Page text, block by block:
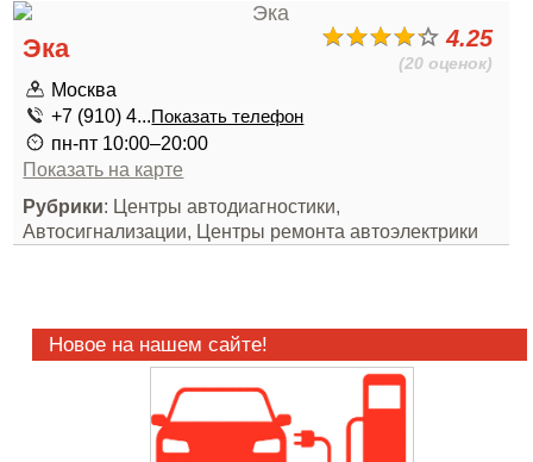
4.25
(20 оценок)
Эка
Москва
+7 (910) 4...Показать телефон
пн-пт 10:00–20:00
Показать на карте
Рубрики: Центры автодиагностики,
Автосигнализации, Центры ремонта автоэлектрики
Новое на нашем сайте!